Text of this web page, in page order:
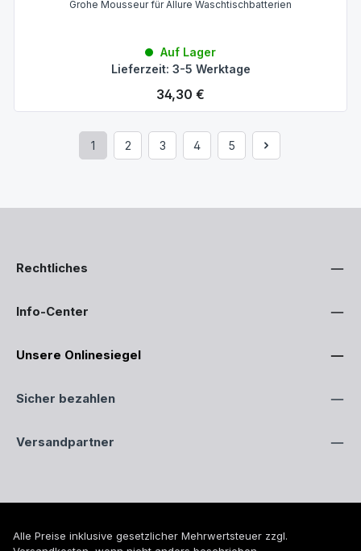
Grohe Mousseur für Allure Waschtischbatterien
Auf Lager
Lieferzeit: 3-5 Werktage
Regulärer Preis:
34,30 €
Seite
1
Seite
2
Seite
3
Seite
4
Seite
5
Rechtliches
Info-Center
Unsere Onlinesiegel
Sicher bezahlen
Versandpartner
Alle Preise inklusive gesetzlicher Mehrwertsteuer zzgl.